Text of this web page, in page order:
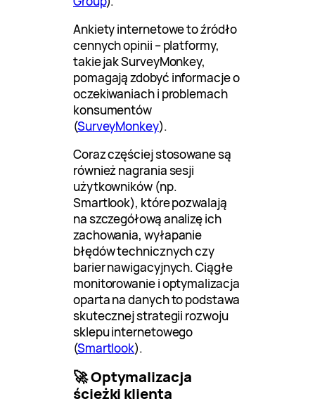
Ankiety internetowe to źródło
cennych opinii – platformy,
takie jak SurveyMonkey,
pomagają zdobyć informacje o
oczekiwaniach i problemach
konsumentów
(SurveyMonkey).
Coraz częściej stosowane są
również nagrania sesji
użytkowników (np.
Smartlook), które pozwalają
na szczegółową analizę ich
zachowania, wyłapanie
błędów technicznych czy
barier nawigacyjnych. Ciągłe
monitorowanie i optymalizacja
oparta na danych to podstawa
skutecznej strategii rozwoju
sklepu internetowego
(Smartlook).
🚀 Optymalizacja
ścieżki klienta